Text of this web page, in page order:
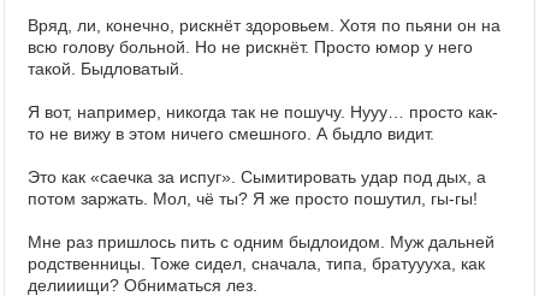
Фототоп
Вряд, ли, конечно, рискнёт здоровьем. Хотя по пьяни он на
всю голову больной. Но не рискнёт. Просто юмор у него
такой. Быдловатый.
Я вот, например, никогда так не пошучу. Нууу… просто как-
то не вижу в этом ничего смешного. А быдло видит.
Это как «саечка за испуг». Сымитировать удар под дых, а
потом заржать. Мол, чё ты? Я же просто пошутил, гы-гы!
Мне раз пришлось пить с одним быдлоидом. Муж дальней
родственницы. Тоже сидел, сначала, типа, братуууха, как
делииищи? Обниматься лез.